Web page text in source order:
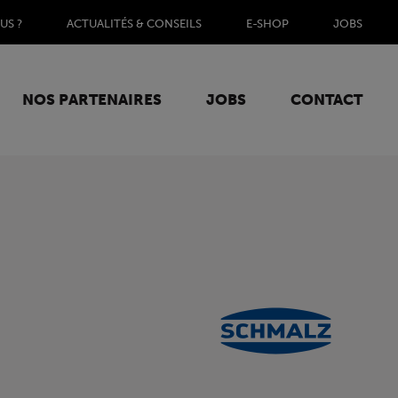
? ACTUALITÉS & CONSEILS E-SHOP JOBS
NOS PARTENAIRES JOBS CONTACT